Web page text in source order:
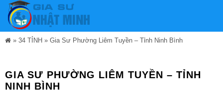
» 34 TỈNH » Gia Sư Phường Liêm Tuyền – Tỉnh Ninh Bình
GIA SƯ PHƯỜNG LIÊM TUYỀN – TỈNH
NINH BÌNH